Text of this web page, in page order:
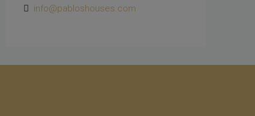
info@pabloshouses.com